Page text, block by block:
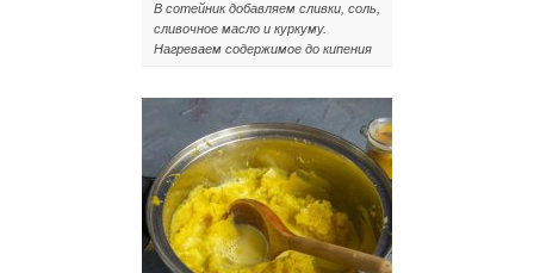
В сотейник добавляем сливки, соль,
сливочное масло и куркуму.
Нагреваем содержимое до кипения